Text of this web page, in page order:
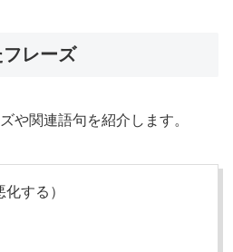
フレーズ
や関連語句を紹介します。
化する）